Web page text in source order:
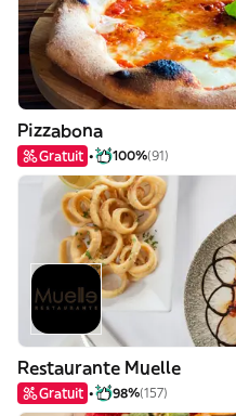
Pizzabona
Gratuit 100%(91)
Restaurante Muelle
Gratuit 98%(157)